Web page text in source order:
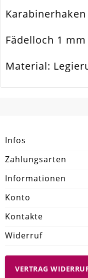
Ausführung Glatt
Menge
Fädelloch 1 mm
Material:
Infos
Zahlungsarten
Informationen
Konto
Kontakte
Widerruf
VERTRAG